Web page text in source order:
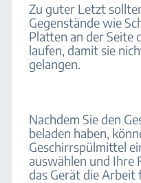
Zu guter Letzt
Gegenstände wie
Platten an der Seite
laufen, damit sie
gelangen.
Nachdem Sie den
beladen haben,
Geschirrspülmittel
auswählen und Ihre
das Gerät die